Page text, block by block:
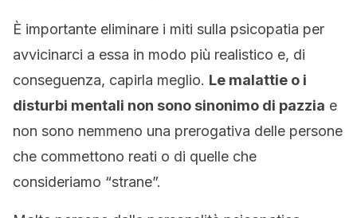
È importante eliminare i miti sulla psicopatia per
avvicinarci a essa in modo più realistico e, di
conseguenza, capirla meglio. Le malattie o i
disturbi mentali non sono sinonimo di pazzia e
non sono nemmeno una prerogativa delle persone
che commettono reati o di quelle che
consideriamo “strane”.